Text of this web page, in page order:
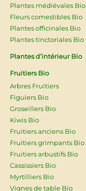
Plantes médiévales Bio
Fleurs comestibles Bio
Plantes officinales Bio
Plantes tinctoriales Bio
Plantes d’intérieur Bio
Fruitiers Bio
Arbres Fruitiers
Figuiers Bio
Groseillers Bio
Kiwis Bio
Fruitiers anciens Bio
Fruitiers grimpants Bio
Fruitiers arbustifs Bio
Cassissiers Bio
Myrtilliers Bio
Vignes de table Bio